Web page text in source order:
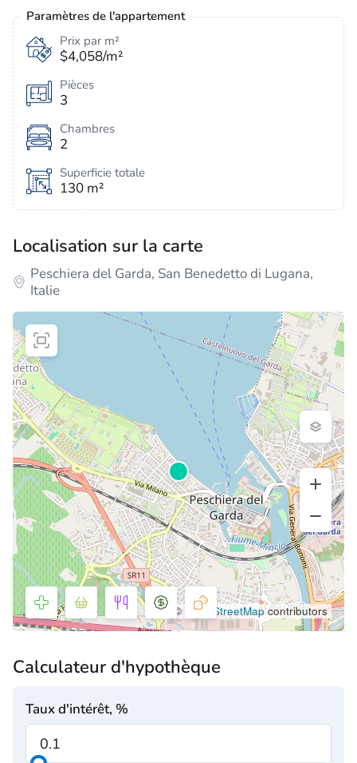
Paramètres de l'appartement
Prix ​​par m²
$4,058/m²
Pièces
3
Chambres
2
Superficie totale
130 m²
Localisation sur la carte
Peschiera del Garda, San Benedetto di Lugana,
Italie
© OpenStreetMapcontributors
Calculateur d'hypothèque
Taux d'intérêt, %